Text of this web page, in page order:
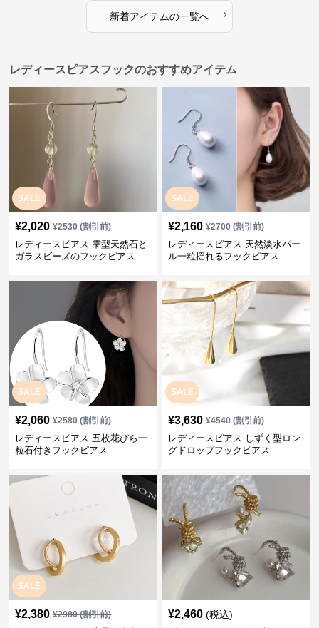
新着アイテムの一覧へ ›
レディースピアスフックのおすすめアイテム
SALE
¥2,020 ¥2530(割引前)
レディースピアス 雫型天然石と
ガラスビーズのフックピアス
SALE
¥2,160 ¥2700(割引前)
レディースピアス 天然淡水パー
ル一粒揺れるフックピアス
SALE
¥2,060 ¥2580(割引前)
レディースピアス 五枚花びら一
粒石付きフックピアス
SALE
¥3,630 ¥4540(割引前)
レディースピアス しずく型ロン
グドロップフックピアス
SALE
¥2,380 ¥2980(割引前) ¥2,460 (税込)